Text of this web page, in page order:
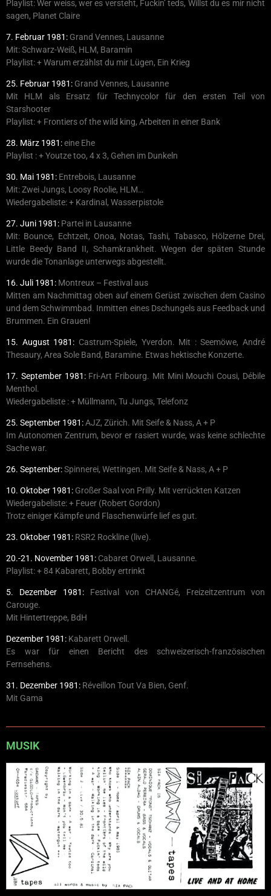
Playlist: Wer weiss, wer es versteht, Fuckin’ teds, Willst du es mir nicht
sagen, Planet Claire
7. Februar 1981: Grand Vennes, Lausanne
Mit: Schwarz-Weiß, HLM, Baramin
Playlist: + Warum erzählst du mir Lügen, Ein Krieg
25. Februar 1981: Grand Vennes, Lausanne
Mit HLM als Ersatz für Technycolor für den ersten Teil von
Starshooter
Playlist: + Frontiers of the wild king, Arbeiten in einer Bank
28. März 1981:eine Ehe
Playlist : + Youtze too, 4 x 3, Gehen im Dunkeln
30. Mai 1981: Entrebois, Lausanne
Mit: Zwei Jungs, Loosy Roolie, HLM…
Wiedergabeliste: + Kardinal, Wasserpistole
27. Juni 1981: Partei in Lausanne
Mit: Bounce, Echtzeit, Onoa, Notas, Tashi, Tabasco, Hölzerne Drei,
Little Beedy Band II, Schamkrankheit. Wegen der späten Stunde
wurde die Tonanlage unterwegs abgestellt.
16. Juli 1981: Montreux – Festival aus
Mitten am Nachmittag oben auf einem Gerüst zwischen dem Casino
und dem Schwimmbad. Inmitten eines Dschungels aus Feedback und
Brummen. Ein Grauen!
15. August 1981: Castrum-Spiele, Yverdon. Mit : Seemöwe, André
Thesaury, Area Sole Band, Baramine. Etwas hektische Konzerte.
17. September 1981:Fri-Art Fribourg. Mit Mini Mouchi Cousi, Débile
Menthol.
Wiedergabeliste : + Müllmann, Tu Jungs, Telefonz
25. September 1981:AJZ, Zürich. Mit Seife & Nass, A + P
Im Autonomen Zentrum, bevor er rasiert wurde, was keine schlechte
Sache war.
26. September:Spinnerei, Wettingen. Mit Seife & Nass, A + P
10. Oktober 1981: Großer Saal von Prilly. Mit verrückten Katzen
Wiedergabeliste: + Feuer (Robert Gordon)
Trotz einiger Kämpfe und Flaschenwürfe lief es gut.
23. Oktober 1981: RSR2 Rockline (live).
20.-21. November 1981: Cabaret Orwell, Lausanne.
Playlist: + 84 Kabarett, Bobby ertrinkt
5. Dezember 1981: Festival von CHANGé, Freizeitzentrum von
Carouge.
Mit Hintertreppe, BdH
Dezember 1981: Kabarett Orwell.
Es war für einen Bericht des schweizerisch-französischen
Fernsehens.
31. Dezember 1981: Réveillon Tout Va Bien, Genf.
Mit Gama
MUSIK